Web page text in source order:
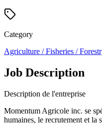
Category
Agriculture / Fisheries /
Job Description
Description de l'entreprise
Momentum Agricole inc. se
humaines, le recrutement et la